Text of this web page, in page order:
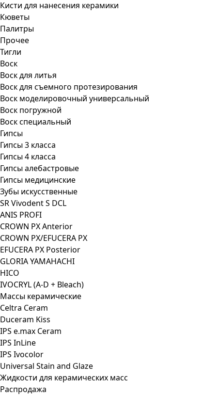
Кисти для нанесения керамики
Кюветы
Палитры
Прочее
Тигли
Воск
Воск для литья
Воск для съемного протезирования
Воск моделировочный универсальный
Воск погружной
Воск специальный
Гипсы
Гипсы 3 класса
Гипсы 4 класса
Гипсы алебастровые
Гипсы медицинские
Зубы искусственные
SR Vivodent S DCL
ANIS PROFI
CROWN PX Anterior
CROWN PX/EFUCERA PX
EFUCERA PX Posterior
GLORIA YAMAHACHI
HICO
IVOCRYL (A-D + Bleach)
Массы керамические
Celtra Ceram
Duceram Kiss
IPS e.max Ceram
IPS InLine
IPS Ivocolor
Universal Stain and Glaze
Жидкости для керамических масс
Распродажа